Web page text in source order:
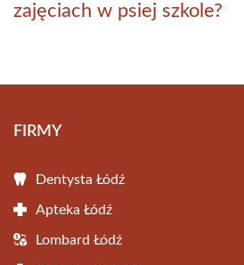
zajęciach w psiej szkole?
FIRMY
Dentysta Łódź
Apteka Łódź
Lombard Łódź